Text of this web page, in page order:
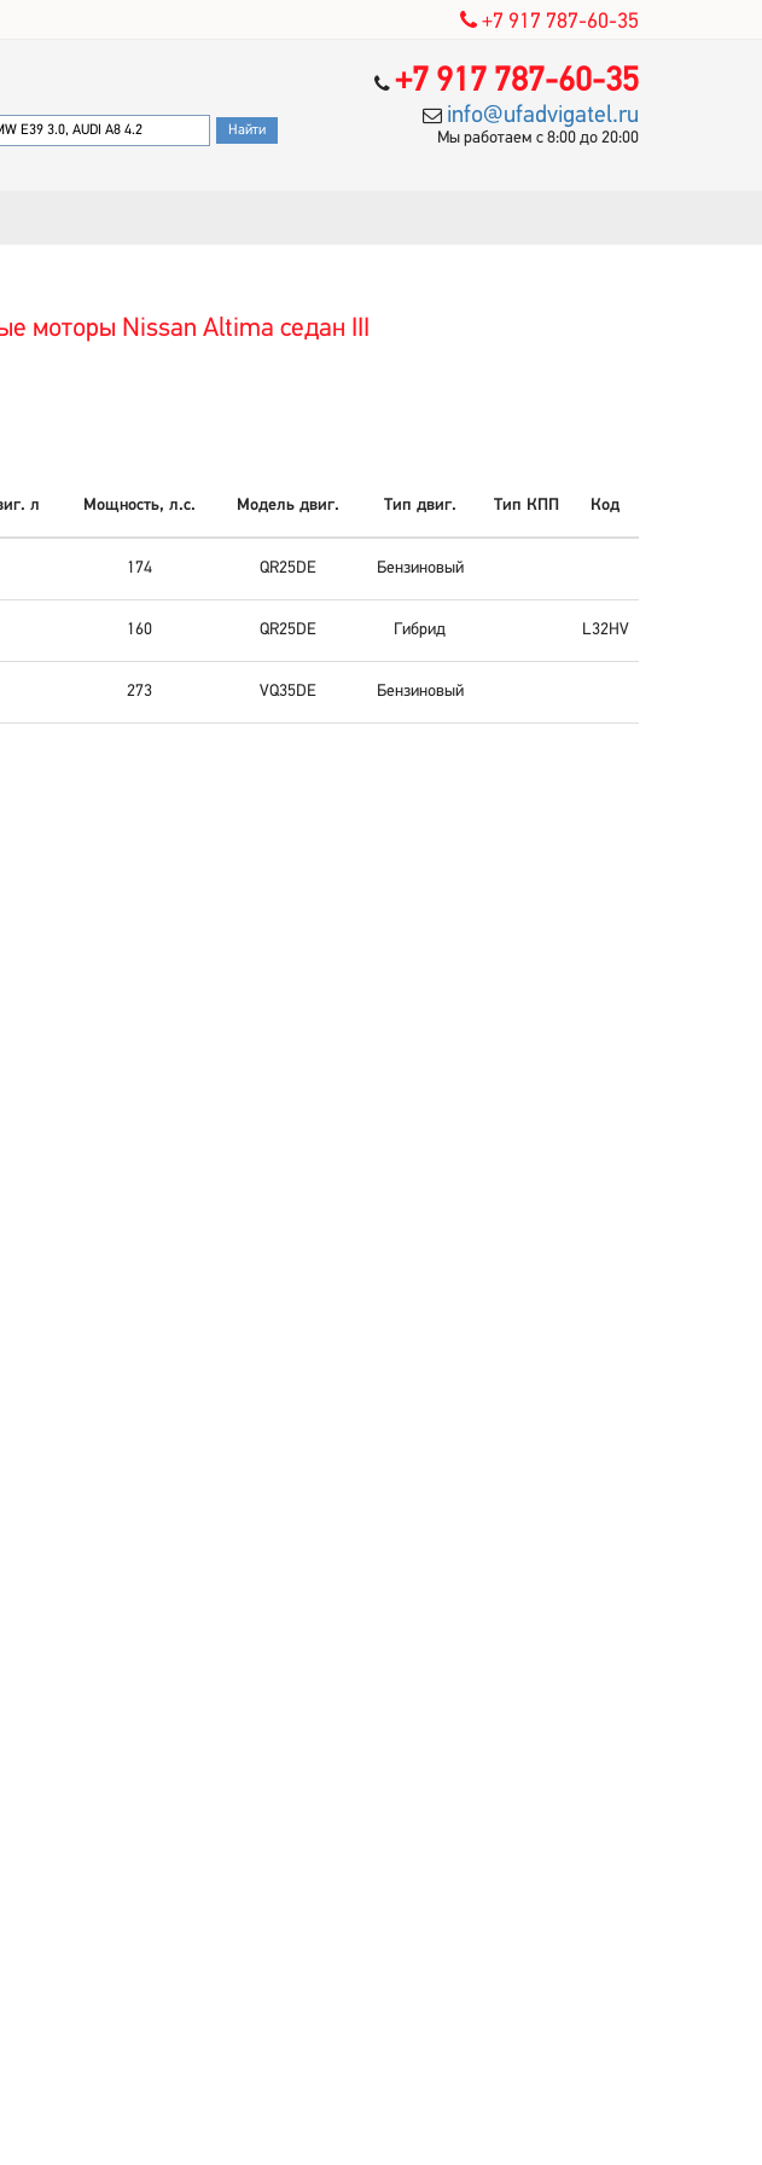
+7 917 787-60-35
+7 917 787-60-35
info@ufadvigatel.ru
Мы работаем с 8:00 до 20:00
моторы Nissan Altima седан III
л Мощность, л.с. Модель двиг. Тип двиг. Тип КПП Код
174 QR25DE Бензиновый
160 QR25DE Гибрид L32HV
273 VQ35DE Бензиновый